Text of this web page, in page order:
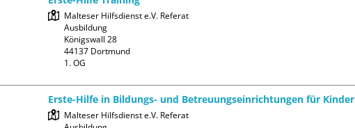
Malteser Hilfsdienst e.V. Referat
Ausbildung
Königswall 28
44137 Dortmund
1. OG
Erste-Hilfe in Bildungs- und Betreuungseinrichtungen für Kinder
Malteser Hilfsdienst e.V. Referat